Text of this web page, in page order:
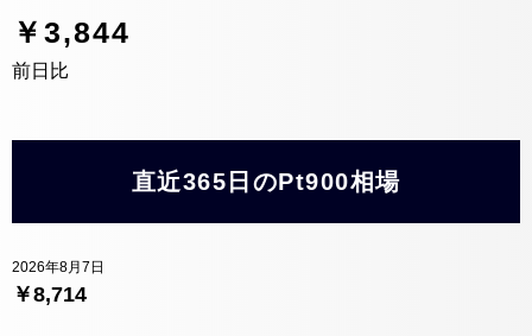
￥3,844
前日比
直近365日のPt900相場
￥8,714
2026年8月7日